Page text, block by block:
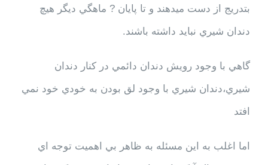
بتدريج از دست ميدهند و تا پايان ? ماهگي ديگر هيچ
دندان شيري نبايد داشته باشند.
گاهي با وجود رويش دندان دائمي در کنار دندان
شيري،دندان شيري با وجود لق بودن به خودي خود نمي
افتد
اما اغلب به اين مسئله به ظاهر بي اهميت توجه اي